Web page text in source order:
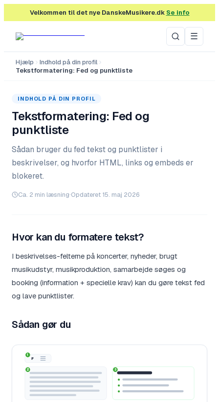
Velkommen til det nye DanskeMusikere.dk Se info
☰
Hjælp
Indhold på din profil
Tekstformatering: Fed og punktliste
INDHOLD PÅ DIN PROFIL
Tekstformatering: Fed og
punktliste
Sådan bruger du fed tekst og punktlister i
beskrivelser, og hvorfor HTML, links og embeds er
blokeret.
Ca. 2 min læsning·Opdateret 15. maj 2026
Hvor kan du formatere tekst?
I beskrivelses-felterne på koncerter, nyheder, brugt
musikudstyr, musikproduktion, samarbejde søges og
booking (information + specielle krav) kan du gøre tekst fed
og lave punktlister.
Sådan gør du
F
1
2 3